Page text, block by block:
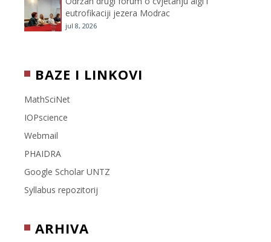
eutrofikaciji jezera Modrac
jul 8, 2026
BAZE I LINKOVI
MathSciNet
IOPscience
Webmail
PHAIDRA
Google Scholar UNTZ
Syllabus repozitorij
ARHIVA